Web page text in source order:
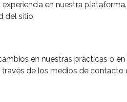
en nuestra
del sitio.
en nuestras prácticas o
de los medios de contacto